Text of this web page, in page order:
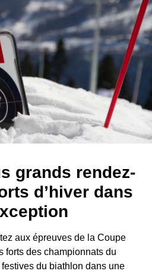
grands rendez-
d’hiver dans
aux épreuves de la Coupe
forts des championnats du
du biathlon dans une